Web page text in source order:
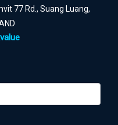
77 Rd., Suang Luang,